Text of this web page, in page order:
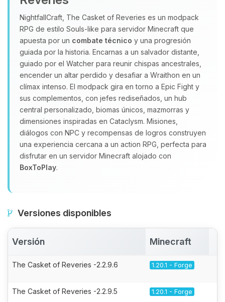
NightfallCraft, The Casket of Reveries es un modpack
RPG de estilo Souls‑like para servidor Minecraft que
apuesta por un combate técnico y una progresión
guiada por la historia. Encarnas a un salvador distante,
guiado por el Watcher para reunir chispas ancestrales,
encender un altar perdido y desafiar a Wraithon en un
clímax intenso. El modpack gira en torno a Epic Fight y
sus complementos, con jefes rediseñados, un hub
central personalizado, biomas únicos, mazmorras y
dimensiones inspiradas en Cataclysm. Misiones,
diálogos con NPC y recompensas de logros construyen
una experiencia cercana a un action RPG, perfecta para
disfrutar en un servidor Minecraft alojado con
BoxToPlay.
Versiones disponibles
Versión Minecraft
The Casket of Reveries -2.2.9.6 1.20.1 - Forge
The Casket of Reveries -2.2.9.5 1.20.1 - Forge
que necesitas y moveré mis
pequenos circuitos para ayudarte.
09/08/2026 16:15